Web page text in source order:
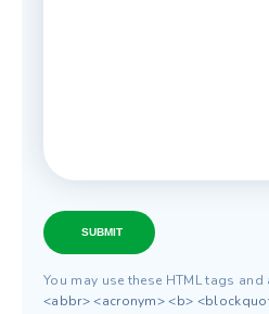
SUBMIT
You may use these HTML tags
<abbr> <acronym> <b>